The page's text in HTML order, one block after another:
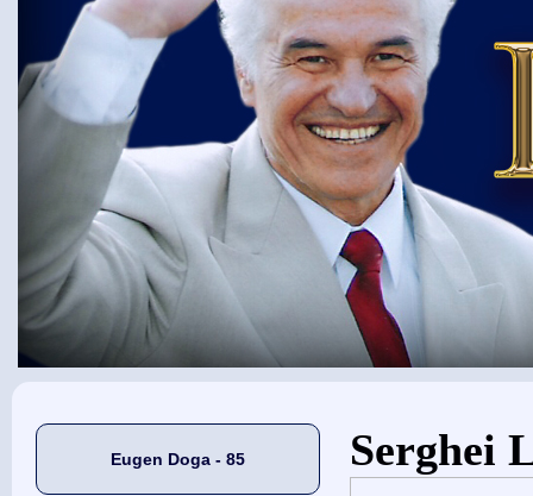
Eugen Doga - 85
Eşti aici
Serghei